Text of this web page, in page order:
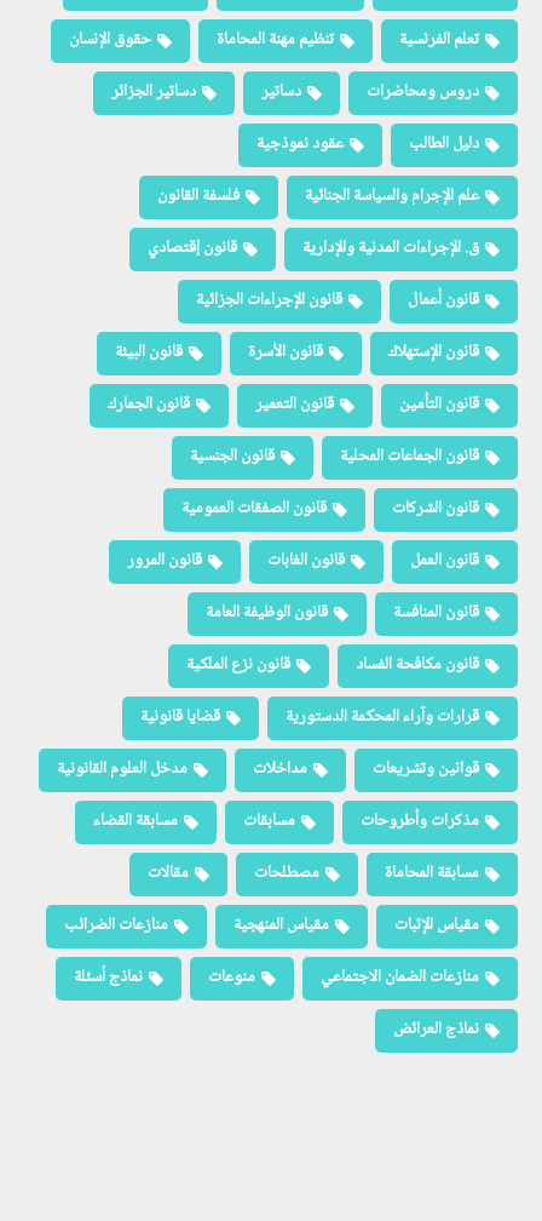
تعلم الفرنسية
تنظيم مهنة المحاماة
حقوق الإنسان
دروس ومحاضرات
دساتير
دساتير الجزائر
دليل الطالب
عقود نموذجية
علم الإجرام والسياسة الجنائية
فلسفة القانون
ق. الإجراءات المدنية والإدارية
قانون إقتصادي
قانون أعمال
قانون الإجراءات الجزائية
قانون الإستهلاك
قانون الأسرة
قانون البيئة
قانون التأمين
قانون التعمير
قانون الجمارك
قانون الجماعات المحلية
قانون الجنسية
قانون الشركات
قانون الصفقات العمومية
قانون العمل
قانون الغابات
قانون المرور
قانون المنافسة
قانون الوظيفة العامة
قانون مكافحة الفساد
قانون نزع الملكية
قرارات وآراء المحكمة الدستورية
قضايا قانونية
قوانين وتشريعات
مداخلات
مدخل العلوم القانونية
مذكرات وأطروحات
مسابقات
مسابقة القضاء
مسابقة المحاماة
مصطلحات
مقالات
مقياس الإثبات
مقياس المنهجية
منازعات الضرائب
منازعات الضمان الاجتماعي
منوعات
نماذج أسئلة
نماذج العرائض